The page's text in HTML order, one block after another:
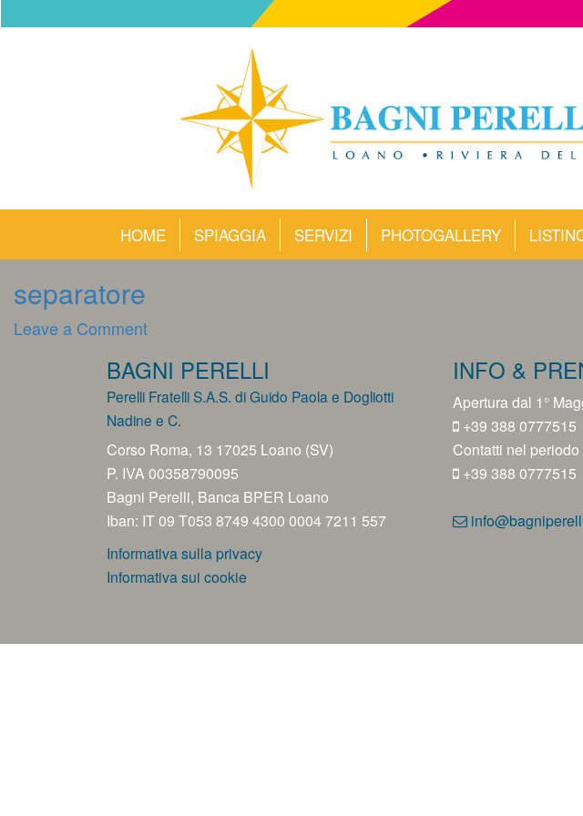
HOME SPIAGGIA SERVIZI PHOTOGALLERY
separatore
Leave a Commenton
BAGNI PERELLI
Perelli Fratelli S.A.S. di Guido Paola e Dogliotti
Nadine e C.
Corso Roma, 13 17025 Loano (SV)
P. IVA 00358790095
Bagni Perelli, Banca BPER Loano
Iban: IT 09 T053 8749 4300 0004 7211 557
Informativa sulla privacy
Informativa sui cookie
INFO &
Apertura dal 1°
+39 388 0777515
Contatti nel
+39 388 0777515